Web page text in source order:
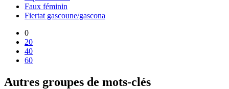
Faux féminin
Fiertat gascoune/gascona
0
20
40
60
Autres groupes de mots-clés